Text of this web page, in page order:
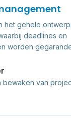
het gehele
deadlines en
worden
bewaken van